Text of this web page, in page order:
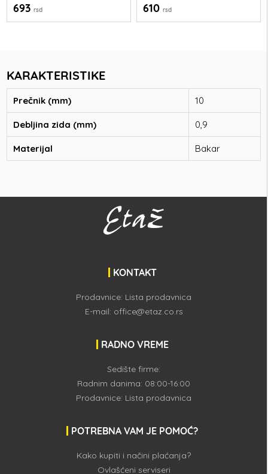
693rsd 610 rsd
KARAKTERISTIKE
Prečnik (mm) 10
Debljina zida (mm) 0,9
Materijal Bakar
KONTAKT
Prodavnice: Lista prodavnica
E-mail: office@etaz.co.rs
RADNO VREME
Sedište firme:
Radnim danima: 08:00-16:00
Prodavnice: Lista prodavnica
POTREBNA VAM JE POMOĆ?
Kako kupiti i načini plaćanja?
Ovlašćeni serviseri